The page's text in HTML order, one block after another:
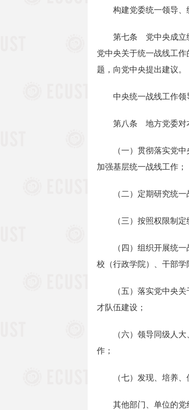
构建党委统一领导、统
第七条 党中央成立统
党中央关于统一战线工
题，向党中央提出建议。
中央统一战线工作领
第八条 地方党委对本
（一）贯彻落实党中央
加强基层统一战线工作；
（二）定期研究统一战
（三）按照权限制定统
（四）组织开展统一战
校（行政学院）、干部
（五）落实党中央关于
才队伍建设；
（六）领导同级人大、
作；
（七）发现、培养、使
其他部门、单位的党组